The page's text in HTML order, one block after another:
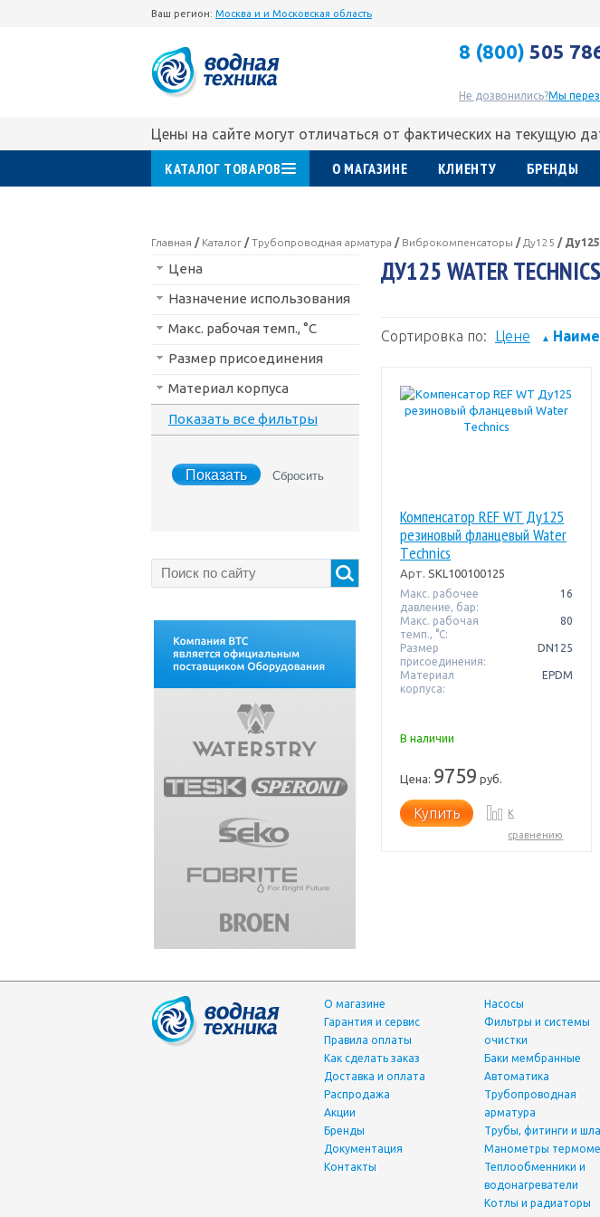
Ваш регион: Москва и и Московская область
8 (800) 505
Не дозвонились?Мы
Цены на сайте могут отличаться от фактических на текущую
КАТАЛОГ ТОВАРОВ О МАГАЗИНЕ КЛИЕНТУ БРЕНДЫ
Главная / Каталог /Трубопроводная арматура / Виброкомпенсаторы / Ду125 /
Цена
Назначение использования
Макс. рабочая темп., °С
Размер присоединения
Материал корпуса
Показать все фильтры
ДУ125 WATER TECHNICS
Сортировка по: Цене ▲
Компенсатор REF WT Ду125
резиновый фланцевый Water
Тechnics
Арт. SKL100100125
Макс. рабочее
давление, бар:
16
Макс. рабочая
темп., °С:
80
Размер
присоединения:
DN125
Материал
корпуса:
EPDM
В наличии
Цена: 9759 руб.
Купить
К
сравнению
О магазине
Гарантия и сервис
Правила оплаты
Как сделать заказ
Доставка и оплата
Распродажа
Акции
Бренды
Документация
Контакты
Насосы
фильтры и системы
очистки
Баки мембранные
Автоматика
трубопроводная
арматура
трубы, фитинги и
манометры
теплообменники и
водонагреватели
Котлы и радиаторы